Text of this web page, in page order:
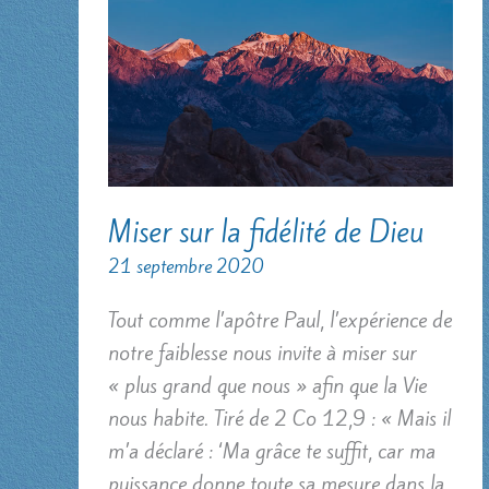
Miser sur la fidélité de Dieu
21 septembre 2020
Tout comme l’apôtre Paul, l’expérience de
notre faiblesse nous invite à miser sur
« plus grand que nous » afin que la Vie
nous habite. Tiré de 2 Co 12,9 : « Mais il
m’a déclaré : ‘Ma grâce te suffit, car ma